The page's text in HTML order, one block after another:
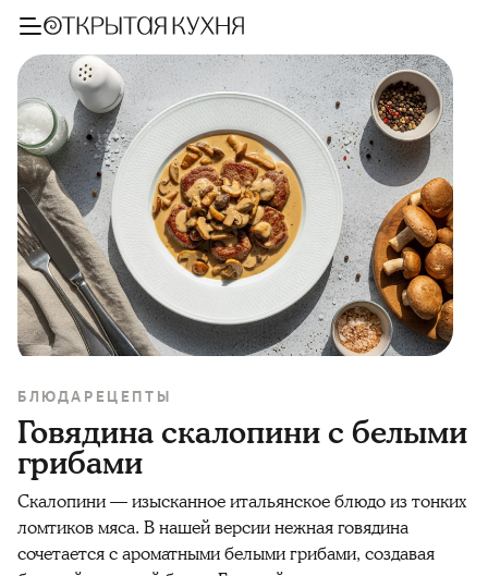
БЛЮДА РЕЦЕПТЫ
Говядина скалопини с белыми
грибами
Скалопини — изысканное итальянское блюдо из тонких
ломтиков мяса. В нашей версии нежная говядина
сочетается с ароматными белыми грибами, создавая